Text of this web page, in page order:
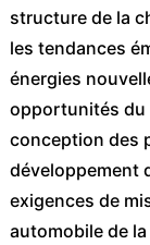
structure de la
les tendances
énergies
opportunités du
conception des
développement
exigences de
automobile de la